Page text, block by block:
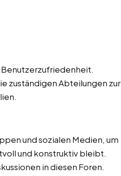
Benutzerzufriedenheit.
zuständigen Abteilungen zur
und sozialen Medien, um
und konstruktiv bleibt.
in diesen Foren.